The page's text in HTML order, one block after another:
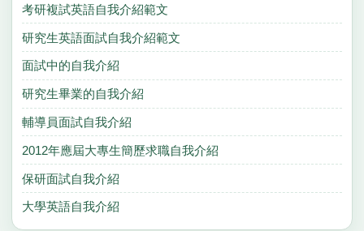
考研複試英語自我介紹範文
研究生英語面試自我介紹範文
面試中的自我介紹
研究生畢業的自我介紹
輔導員面試自我介紹
2012年應屆大專生簡歷求職自我介紹
保研面試自我介紹
大學英語自我介紹